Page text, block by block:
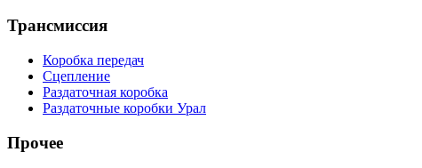
Трансмиссия
Коробка передач
Сцепление
Раздаточная коробка
Раздаточные коробки Урал
Прочее